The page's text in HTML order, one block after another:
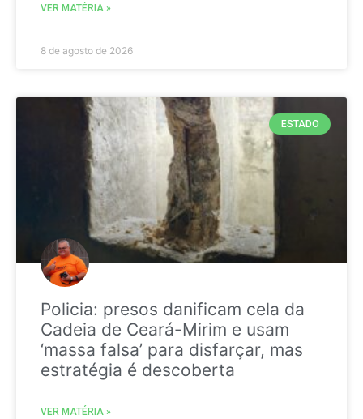
VER MATÉRIA »
8 de agosto de 2026
ESTADO
Policia: presos danificam cela da
Cadeia de Ceará-Mirim e usam
‘massa falsa’ para disfarçar, mas
estratégia é descoberta
VER MATÉRIA »